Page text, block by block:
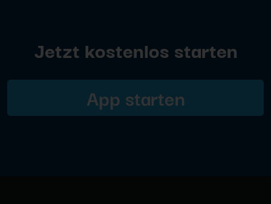
Jetzt kostenlos starten
App starten